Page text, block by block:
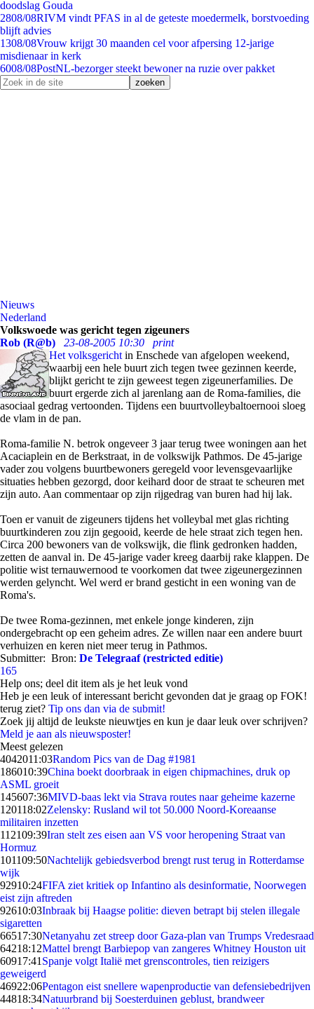
doodslag Gouda
2808/08RIVM vindt PFAS in al de geteste moedermelk, borstvoeding
blijft advies
1308/08Vrouw krijgt 30 maanden cel voor afpersing 12-jarige
misdienaar in kerk
6008/08PostNL-bezorger steekt bewoner na ruzie over pakket
Nieuws
Nederland
Volkswoede was gericht tegen zigeuners
Rob (R@b)
23-08-2005 10:30
print
Het volksgericht in Enschede van afgelopen weekend,
waarbij een hele buurt zich tegen twee gezinnen keerde,
blijkt gericht te zijn geweest tegen zigeunerfamilies. De
buurt ergerde zich al jarenlang aan de Roma-families, die
asociaal gedrag vertoonden. Tijdens een buurtvolleybaltoernooi sloeg
de vlam in de pan.
Roma-familie N. betrok ongeveer 3 jaar terug twee woningen aan het
Acaciaplein en de Berkstraat, in de volkswijk Pathmos. De 45-jarige
vader zou volgens buurtbewoners geregeld voor levensgevaarlijke
situaties hebben gezorgd, door keihard door de straat te scheuren met
zijn auto. Aan commentaar op zijn rijgedrag van buren had hij lak.
Toen er vanuit de zigeuners tijdens het volleybal met glas richting
buurtkinderen zou zijn gegooid, keerde de hele straat zich tegen hen.
Circa 200 bewoners van de volkswijk, die flink gedronken hadden,
zetten de aanval in. De 45-jarige vader kreeg daarbij rake klappen. De
politie wist ternauwernood te voorkomen dat twee zigeunergezinnen
werden gelyncht. Wel werd er brand gesticht in een woning van de
Roma's.
De twee Roma-gezinnen, met enkele jonge kinderen, zijn
ondergebracht op een geheim adres. Ze willen naar een andere buurt
verhuizen en keren niet meer terug in Pathmos.
Submitter: Bron: De Telegraaf (restricted editie)
165
Help ons; deel dit item als je het leuk vond
Heb je een leuk of interessant bericht gevonden dat je graag op FOK!
terug ziet? Tip ons dan via de submit!
Zoek jij altijd de leukste nieuwtjes en kun je daar leuk over schrijven?
Meld je aan als nieuwsposter!
Meest gelezen
4042011:03Random Pics van de Dag #1981
186010:39China boekt doorbraak in eigen chipmachines, druk op
ASML groeit
145607:36MIVD-baas lekt via Strava routes naar geheime kazerne
120118:02Zelensky: Rusland wil tot 50.000 Noord-Koreaanse
militairen inzetten
112109:39Iran stelt zes eisen aan VS voor heropening Straat van
Hormuz
101109:50Nachtelijk gebiedsverbod brengt rust terug in Rotterdamse
wijk
92910:24FIFA ziet kritiek op Infantino als desinformatie, Noorwegen
eist zijn aftreden
92610:03Inbraak bij Haagse politie: dieven betrapt bij stelen illegale
sigaretten
66517:30Netanyahu zet streep door Gaza-plan van Trumps Vredesraad
64218:12Mattel brengt Barbiepop van zangeres Whitney Houston uit
60917:41 Spanje volgt Italië met grenscontroles, tien reizigers
geweigerd
46922:06Pentagon eist snellere wapenproductie van defensiebedrijven
44818:34Natuurbrand bij Soesterduinen geblust, brandweer